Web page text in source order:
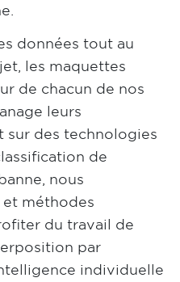
données tout au
les maquettes
de chacun de nos
leurs
sur des technologies
de
nous
méthodes
du travail de
par
individuelle